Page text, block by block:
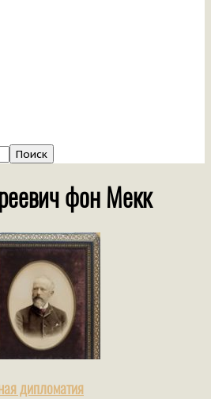
фон Мекк
дипломатия